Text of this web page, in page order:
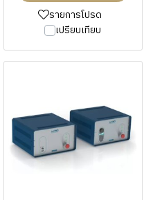
รายการโปรด
เปรียบเทียบ